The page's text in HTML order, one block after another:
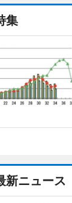
集
新ニュース